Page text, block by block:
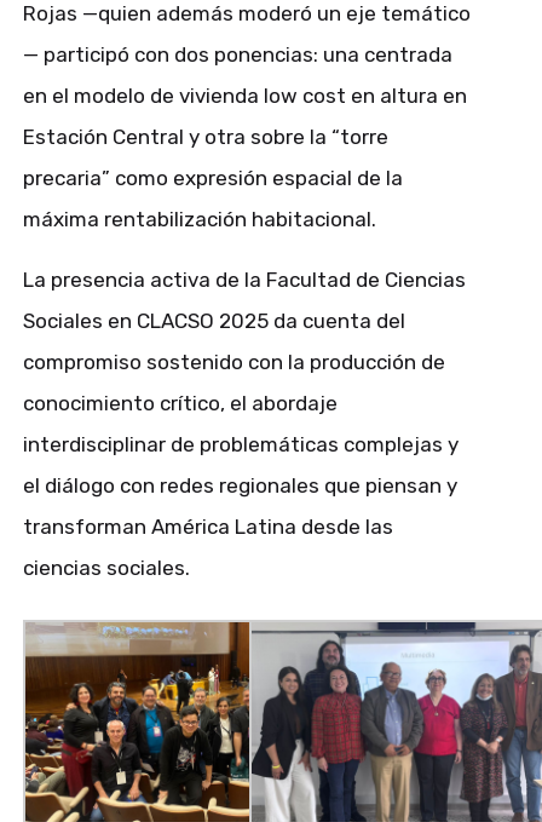
Rojas —quien además moderó un eje temático
— participó con dos ponencias: una centrada
en el modelo de vivienda low cost en altura en
Estación Central y otra sobre la “torre
precaria” como expresión espacial de la
máxima rentabilización habitacional.
La presencia activa de la Facultad de Ciencias
Sociales en CLACSO 2025 da cuenta del
compromiso sostenido con la producción de
conocimiento crítico, el abordaje
interdisciplinar de problemáticas complejas y
el diálogo con redes regionales que piensan y
transforman América Latina desde las
ciencias sociales.